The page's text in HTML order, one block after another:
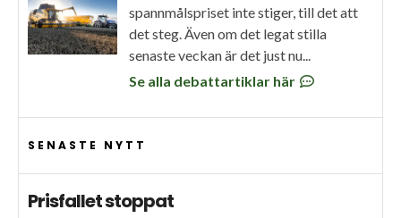
spannmålspriset inte stiger, till det att
det steg. Även om det legat stilla
senaste veckan är det just nu...
Se alla debattartiklar här
SENASTE NYTT
Prisfallet stoppat